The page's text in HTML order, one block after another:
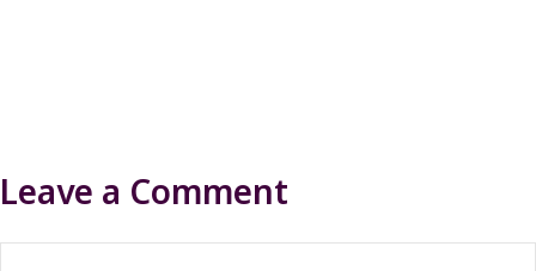
Leave a Comment